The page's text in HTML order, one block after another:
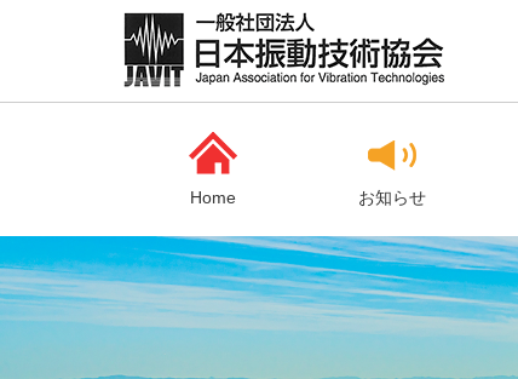
Home お知らせ